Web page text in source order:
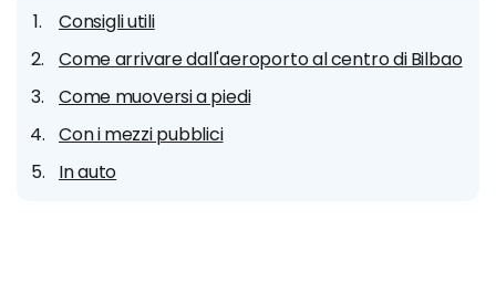
Consigli utili
Come arrivare dall'aeroporto al centro di Bilbao
Come muoversi a piedi
Con i mezzi pubblici
In auto